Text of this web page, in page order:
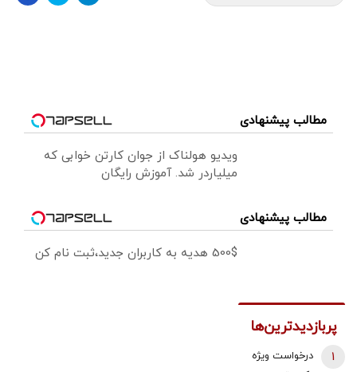
مطالب پیشنهادی
ویدیو هولناک از جوان کارتن خوابی که
میلیاردر شد. آموزش رایگان
مطالب پیشنهادی
500$ هدیه به کاربران جدید،ثبت نام کن
پربازدیدترین‌ها
درخواست ویژه
1